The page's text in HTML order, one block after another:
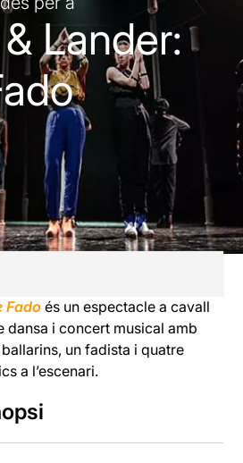
Lander:
Fado és un espectacle a cavall
dansa i concert musical amb
un fadista i quatre
a l’escenari.